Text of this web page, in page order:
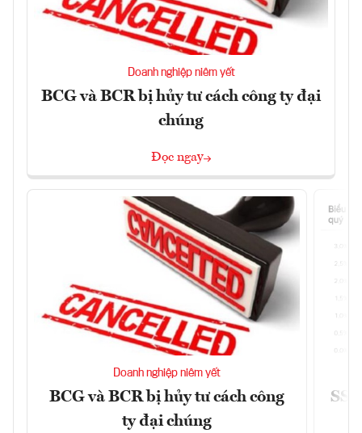
Doanh nghiệp niêm yết
BCG và BCR bị hủy tư cách công ty đại
chúng
Đọc ngay
Doanh nghiệp niêm yết
BCG và BCR bị hủy tư cách công
ty đại chúng
SSI